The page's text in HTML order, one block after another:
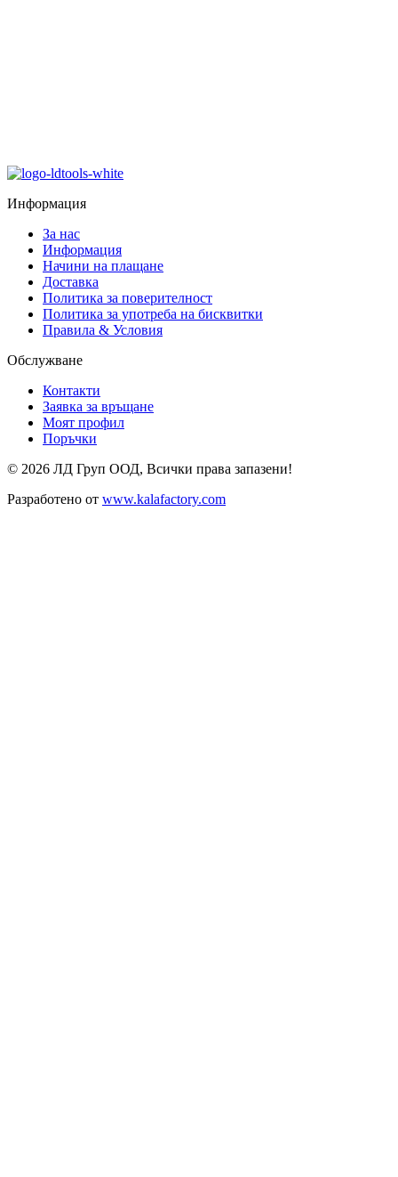
Информация
За нас
Информация
Начини на плащане
Доставка
Политика за поверителност
Политика за употреба на бисквитки
Правила & Условия
Обслужване
Контакти
Заявка за връщане
Моят профил
Поръчки
© 2026 ЛД Груп ООД, Всички права запазени!
Разработено от www.kalafactory.com